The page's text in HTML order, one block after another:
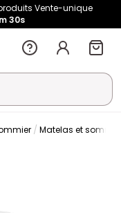
Vente-unique
30s
Matelas et